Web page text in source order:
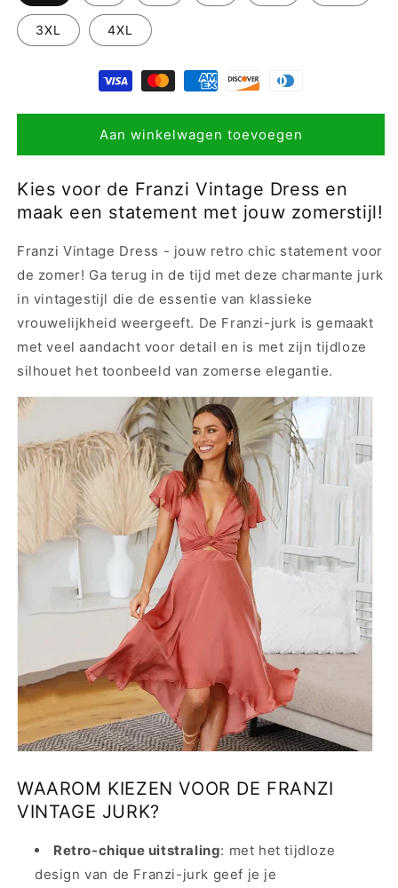
3XL 4XL
Aan winkelwagen toevoegen
Kies voor de Franzi Vintage Dress en
maak een statement met jouw zomerstijl!
Franzi Vintage Dress - jouw retro chic statement voor
de zomer! Ga terug in de tijd met deze charmante jurk
in vintagestijl die de essentie van klassieke
vrouwelijkheid weergeeft. De Franzi-jurk is gemaakt
met veel aandacht voor detail en is met zijn tijdloze
silhouet het toonbeeld van zomerse elegantie.
WAAROM KIEZEN VOOR DE FRANZI
VINTAGE JURK?
Retro-chique uitstraling: met het tijdloze
design van de Franzi-jurk geef je je